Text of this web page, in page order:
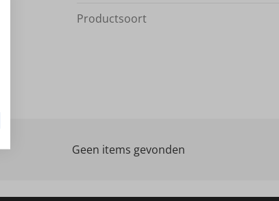
Productsoort
Geen items gevonden